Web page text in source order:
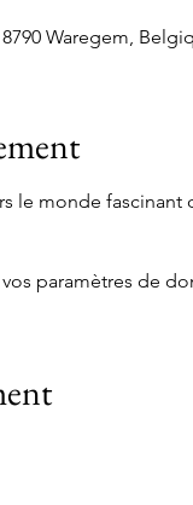
Waregem,
le monde
paramètres de